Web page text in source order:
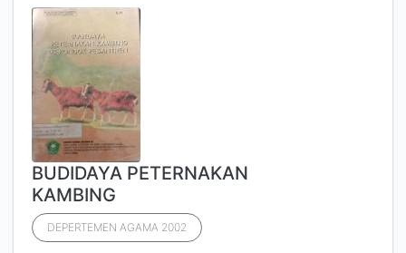
BUDIDAYA PETERNAKAN
KAMBING
DEPERTEMEN AGAMA 2002